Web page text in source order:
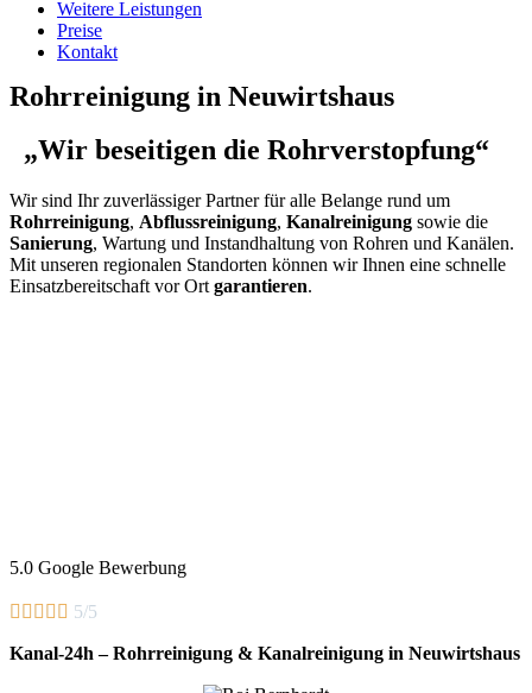
Weitere Leistungen
Preise
Kontakt
Rohrreinigung in Neuwirtshaus
„Wir beseitigen die Rohrverstopfung“
Wir sind Ihr zuverlässiger Partner für alle Belange rund um
Rohrreinigung, Abflussreinigung, Kanalreinigung sowie die
Sanierung, Wartung und Instandhaltung von Rohren und Kanälen.
Mit unseren regionalen Standorten können wir Ihnen eine schnelle
Einsatzbereitschaft vor Ort garantieren.
5.0 Google Bewerbung
     5/5
Kanal-24h – Rohrreinigung & Kanalreinigung in Neuwirtshaus